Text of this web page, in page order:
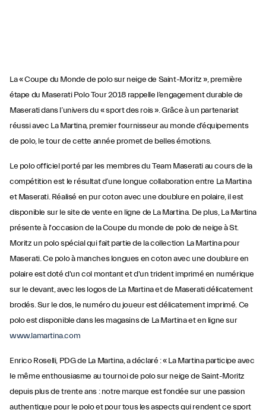
La « Coupe du Monde de polo sur neige de Saint-Moritz », première
étape du Maserati Polo Tour 2018 rappelle l’engagement durable de
Maserati dans l’univers du « sport des rois ». Grâce à un partenariat
réussi avec La Martina, premier fournisseur au monde d’équipements
de polo, le tour de cette année promet de belles émotions.
Le polo officiel porté par les membres du Team Maserati au cours de la
compétition est le résultat d’une longue collaboration entre La Martina
et Maserati. Réalisé en pur coton avec une doublure en polaire, il est
disponible sur le site de vente en ligne de La Martina. De plus, La Martina
présente à l'occasion de la Coupe du monde de polo de neige à St.
Moritz un polo spécial qui fait partie de la collection La Martina pour
Maserati. Ce polo à manches longues en coton avec une doublure en
polaire est doté d'un col montant et d'un trident imprimé en numérique
sur le devant, avec les logos de La Martina et de Maserati délicatement
brodés. Sur le dos, le numéro du joueur est délicatement imprimé. Ce
polo est disponible dans les magasins de La Martina et en ligne sur
www.lamartina.com
Enrico Roselli, PDG de La Martina, a déclaré : « La Martina participe avec
le même enthousiasme au tournoi de polo sur neige de Saint-Moritz
depuis plus de trente ans : notre marque est fondée sur une passion
authentique pour le polo et pour tous les aspects qui rendent ce sport